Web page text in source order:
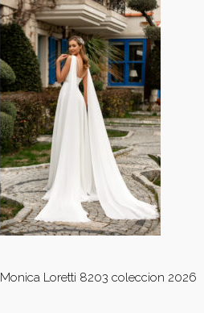
Monica Loretti 8203 coleccion 2026